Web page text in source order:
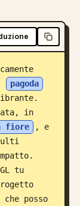
pagoda
in
fiore
, e
tu
che posso